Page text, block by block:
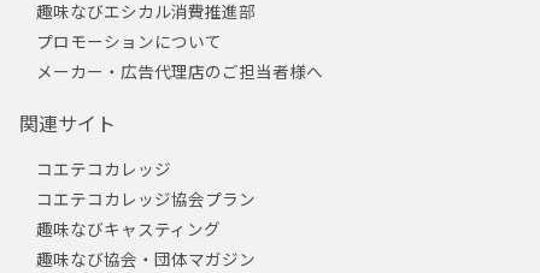
趣味なびエシカル消費推進部
プロモーションについて
メーカー・広告代理店のご担当者様へ
関連サイト
コエテコカレッジ
コエテコカレッジ協会プラン
趣味なびキャスティング
趣味なび協会・団体マガジン